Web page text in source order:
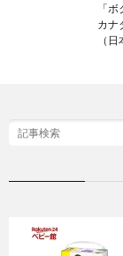
「
カナ
（